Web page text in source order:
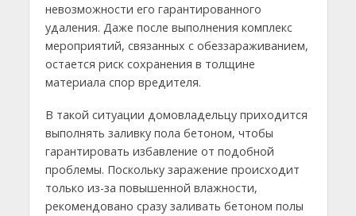
невозможности его гарантированного
удаления. Даже после выполнения комплекс
мероприятий, связанных с обеззараживанием,
остается риск сохранения в толщине
материала спор вредителя.
В такой ситуации домовладельцу приходится
выполнять заливку пола бетоном, чтобы
гарантировать избавление от подобной
проблемы. Поскольку заражение происходит
только из-за повышенной влажности,
рекомендовано сразу заливать бетоном полы